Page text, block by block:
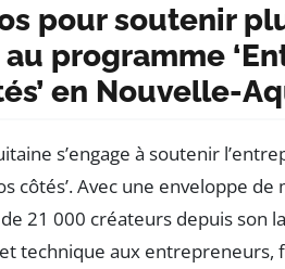
pour soutenir
programme
en Nouvelle-
s’engage à soutenir
côtés’. Avec une enveloppe
21 000 créateurs depuis son
technique aux entrepreneurs,